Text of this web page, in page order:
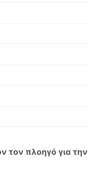
τον πλοηγό για την